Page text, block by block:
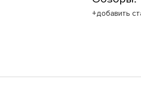
+добавить